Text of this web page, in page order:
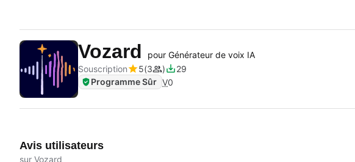
Vozard
pour Générateur de voix IA
Souscription
5 3
29
Programme Sûr V0
Avis utilisateurs
sur Vozard